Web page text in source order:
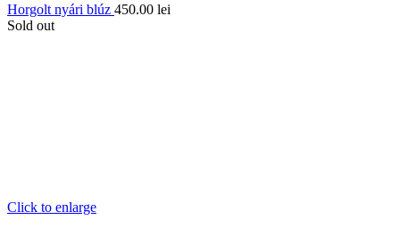
Horgolt nyári blúz 450.00 lei
Sold out
Click to enlarge